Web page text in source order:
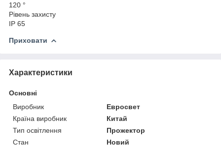
120 °
Рівень захисту
IP 65
Приховати
Характеристики
Основні
Виробник
Евросвет
Країна виробник
Китай
Тип освітлення
Прожектор
Стан
Новий